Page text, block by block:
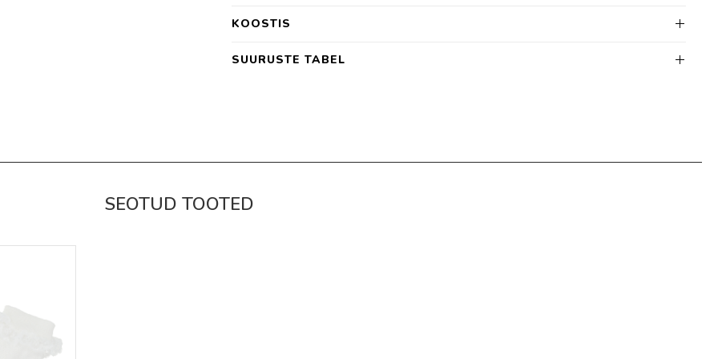
KOOSTIS
SUURUSTE TABEL
SEOTUD TOOTED